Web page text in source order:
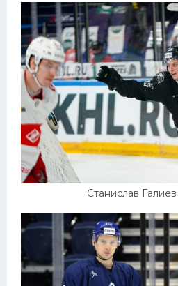
Станислав